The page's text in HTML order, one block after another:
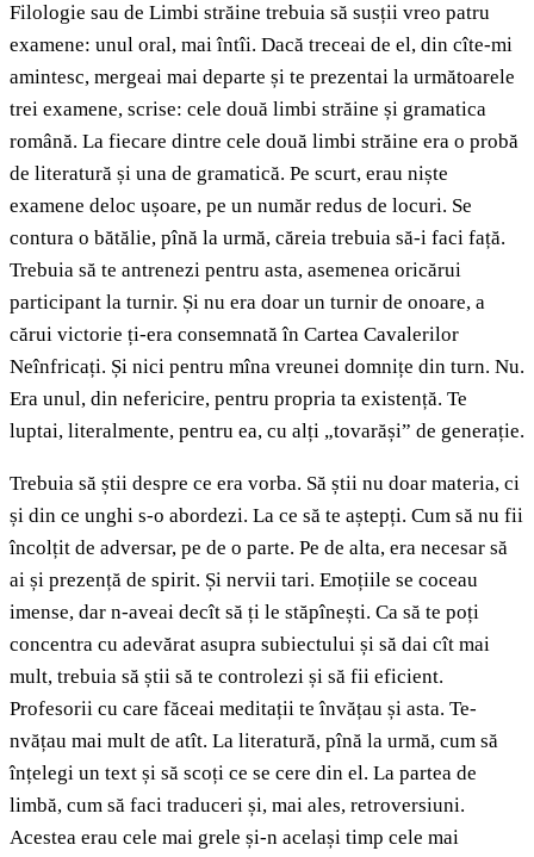
Filologie sau de Limbi străine trebuia să susții vreo patru
examene: unul oral, mai întîi. Dacă treceai de el, din cîte-mi
amintesc, mergeai mai departe și te prezentai la următoarele
trei examene, scrise: cele două limbi străine și gramatica
română. La fiecare dintre cele două limbi străine era o probă
de literatură și una de gramatică. Pe scurt, erau niște
examene deloc ușoare, pe un număr redus de locuri. Se
contura o bătălie, pînă la urmă, căreia trebuia să-i faci față.
Trebuia să te antrenezi pentru asta, asemenea oricărui
participant la turnir. Și nu era doar un turnir de onoare, a
cărui victorie ți-era consemnată în Cartea Cavalerilor
Neînfricați. Și nici pentru mîna vreunei domnițe din turn. Nu.
Era unul, din nefericire, pentru propria ta existență. Te
luptai, literalmente, pentru ea, cu alți „tovarăși” de generație.
Trebuia să știi despre ce era vorba. Să știi nu doar materia, ci
și din ce unghi s-o abordezi. La ce să te aștepți. Cum să nu fii
încolțit de adversar, pe de o parte. Pe de alta, era necesar să
ai și prezență de spirit. Și nervii tari. Emoțiile se coceau
imense, dar n-aveai decît să ți le stăpînești. Ca să te poți
concentra cu adevărat asupra subiectului și să dai cît mai
mult, trebuia să știi să te controlezi și să fii eficient.
Profesorii cu care făceai meditații te învățau și asta. Te-
nvățau mai mult de atît. La literatură, pînă la urmă, cum să
înțelegi un text și să scoți ce se cere din el. La partea de
limbă, cum să faci traduceri și, mai ales, retroversiuni.
Acestea erau cele mai grele și-n același timp cele mai